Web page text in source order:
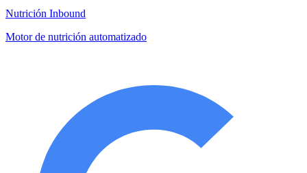
Nutrición Inbound
Motor de nutrición automatizado